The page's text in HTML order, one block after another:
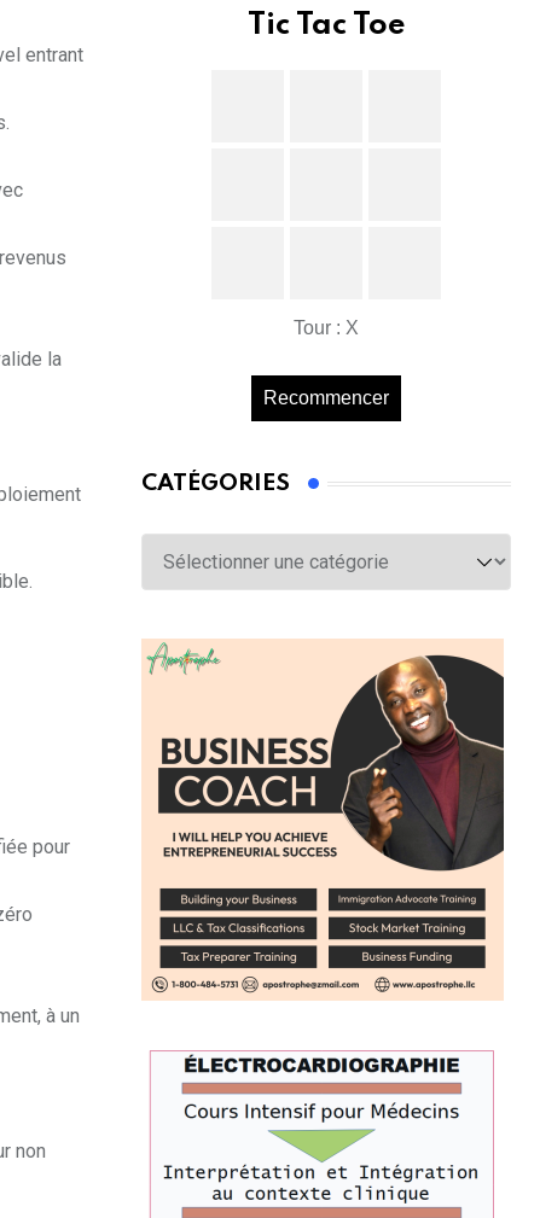
entrant
la
pour
à un
non
Tic Tac Toe
Tour : X
Recommencer
CATÉGORIES
Catégories